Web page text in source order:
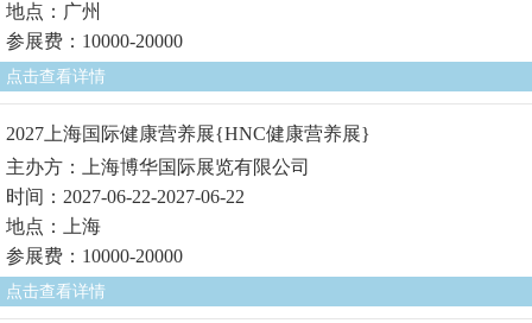
地点：广州
参展费：10000-20000
点击查看详情
2027上海国际健康营养展{HNC健康营养展}
主办方：上海博华国际展览有限公司
时间：2027-06-22-2027-06-22
地点：上海
参展费：10000-20000
点击查看详情